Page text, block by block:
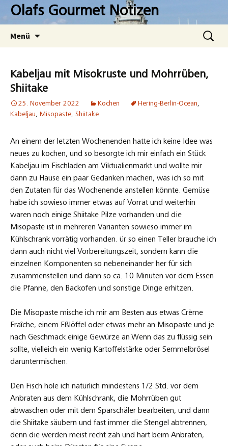
Zum
InhaltOlafs Gourmet Notizen
Menü
Suchen
nach:
Kabeljau mit Misokruste und Mohrrüben,
Shiitake
25. November 2022 Kochen Hering-Berlin-Ocean,
Kabeljau, Misopaste, Shiitake
An einem der letzten Wochenenden hatte ich keine Idee was
neues zu kochen, und so besorgte ich mir einfach ein Stück
Kabeljau im Fischladen am Viktualienmarkt und wollte mir
dann zu Hause ein paar Gedanken machen, was ich so mit
den Zutaten für das Wochenende anstellen könnte. Gemüse
habe ich sowieso immer etwas auf Vorrat und weiterhin
waren noch einige Shiitake Pilze vorhanden und die
Misopaste ist in mehreren Varianten sowieso immer im
Kühlschrank vorrätig vorhanden. ür so einen Teller brauche ich
dann auch nicht viel Vorbereitungszeit, sondern kann die
einzelnen Komponenten so nebeneinander her für sich
zusammenstellen und dann so ca. 10 Minuten vor dem Essen
die Pfanne, den Backofen und sonstige Dinge erhitzen.
Die Misopaste mische ich mir am Besten aus etwas Crème
Fraîche, einem Eßlöffel oder etwas mehr an Misopaste und je
nach Geschmack einige Gewürze an.Wenn das zu flüssig sein
sollte, vielleich ein wenig Kartoffelstärke oder Semmelbrösel
daruntermischen.
Den Fisch hole ich natürlich mindestens 1/2 Std. vor dem
Anbraten aus dem Kühlschrank, die Mohrrüben gut
abwaschen oder mit dem Sparschäler bearbeiten, und dann
die Shiitake säubern und fast immer die Stengel abtrennen,
denn die werden meist recht zäh und hart beim Anbraten,